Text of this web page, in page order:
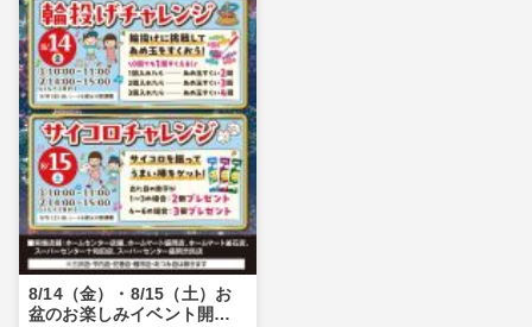
8/14（金）・8/15（土）お
盆のお楽しみイベント開